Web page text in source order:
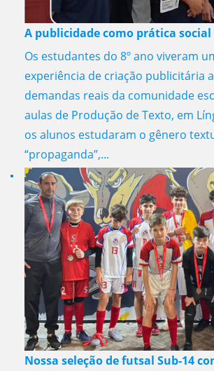
A publicidade como prática social
Os estudantes do 8º ano viveram
experiência de criação publicitária
demandas reais da comunidade
aulas de Produção de Texto, em
os alunos estudaram o gênero
“propaganda”,...
Nossa seleção de futsal Sub-14